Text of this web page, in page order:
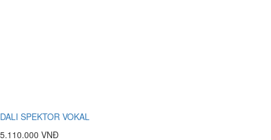
DALI SPEKTOR VOKAL
5.110.000 VNĐ